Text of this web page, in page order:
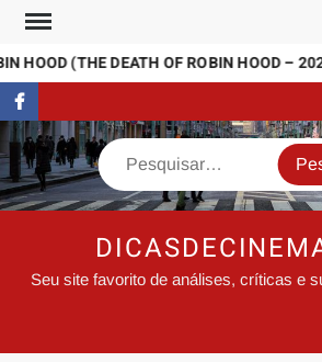
Skip
content
HOOD (THE DEATH OF ROBIN HOOD –
FaceBook
Search
Seu site favorito de análises, críticas e